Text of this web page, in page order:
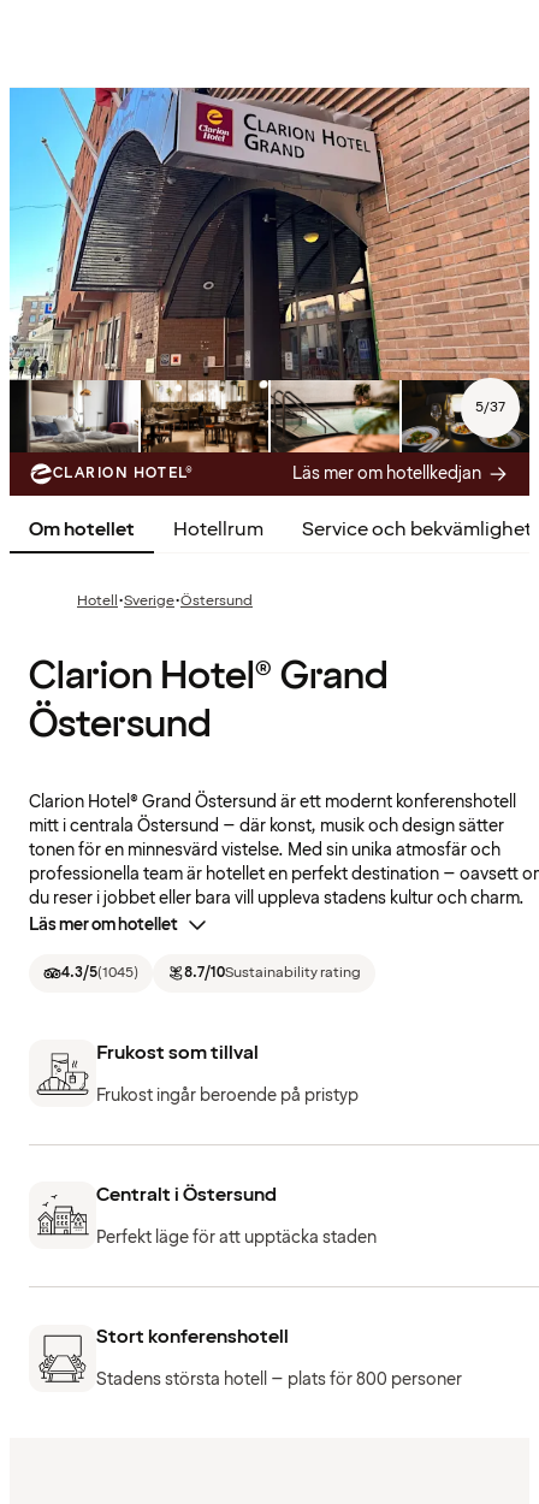
5/37
CLARION HOTEL® Läs mer om hotellkedjan
Om hotellet Hotellrum Service och
Hotell·Sverige·Östersund
Clarion Hotel® Grand
Östersund
Clarion Hotel® Grand Östersund är ett modernt konferenshotell
mitt i centrala Östersund – där konst, musik och design sätter
tonen för en minnesvärd vistelse. Med sin unika atmosfär och
professionella team är hotellet en perfekt destination – oavsett
du reser i jobbet eller bara vill uppleva stadens kultur och charm.
Läs mer om hotellet
4.3/5(1045) 8.7/10Sustainability rating
Frukost som tillval
Frukost ingår beroende på pristyp
Centralt i Östersund
Perfekt läge för att upptäcka staden
Stort konferenshotell
Stadens största hotell – plats för 800 personer